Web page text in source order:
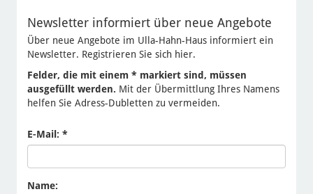
Newsletter informiert über neue Angebote
Über neue Angebote im Ulla-Hahn-Haus informiert ein
Newsletter. Registrieren Sie sich hier.
Felder, die mit einem * markiert sind, müssen
ausgefüllt werden. Mit der Übermittlung Ihres Namens
helfen Sie Adress-Dubletten zu vermeiden.
E-Mail: *
Name: